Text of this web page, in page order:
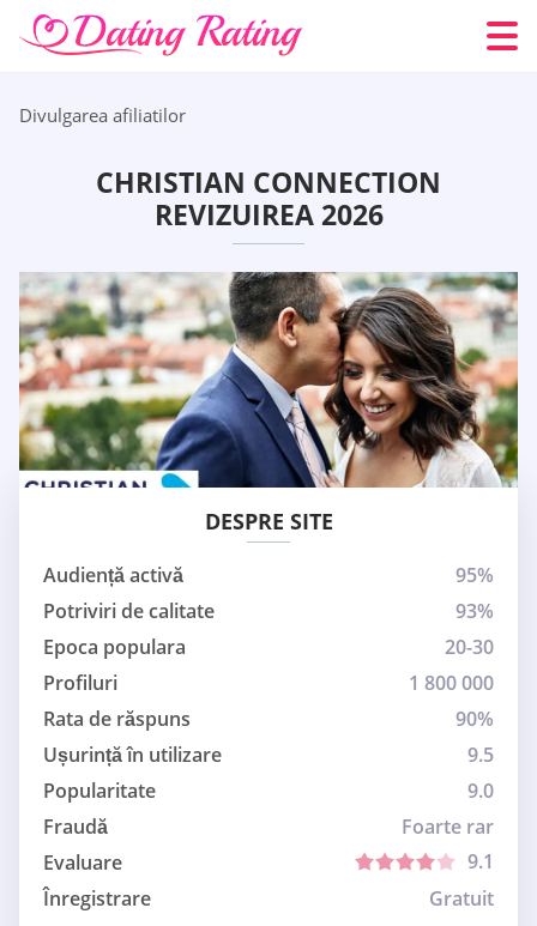
Divulgarea afiliatilor
CHRISTIAN CONNECTION
REVIZUIREA 2026
DESPRE SITE
Audiență activă
95%
Potriviri de calitate
93%
Epoca populara
20-30
Profiluri
1 800 000
Rata de răspuns
90%
Ușurință în utilizare
9.5
Popularitate
9.0
Fraudă
Foarte rar
Evaluare
9.1
Înregistrare
Gratuit